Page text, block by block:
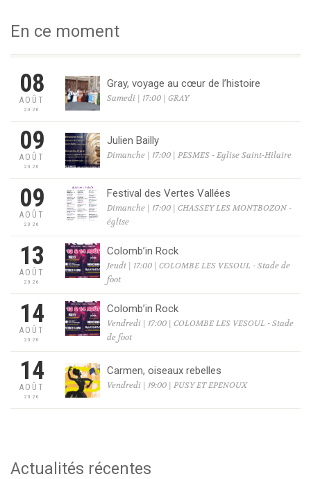
En ce moment
08
AOÛT
2026
Gray, voyage au cœur de l’histoire
Samedi | 17:00 | GRAY
09
AOÛT
2026
Julien Bailly
Dimanche | 17:00 | PESMES - Eglise Saint-Hilaire
09
AOÛT
2026
Festival des Vertes Vallées
Dimanche | 17:00 | CHASSEY LES MONTBOZON -
église
13
AOÛT
2026
Colomb’in Rock
Jeudi | 17:00 | COLOMBE LES VESOUL - Stade de
foot
14
AOÛT
2026
Colomb’in Rock
Vendredi | 17:00 | COLOMBE LES VESOUL - Stade
de foot
14
AOÛT
2026
Carmen, oiseaux rebelles
Vendredi | 19:00 | PUSY ET EPENOUX
Actualités récentes